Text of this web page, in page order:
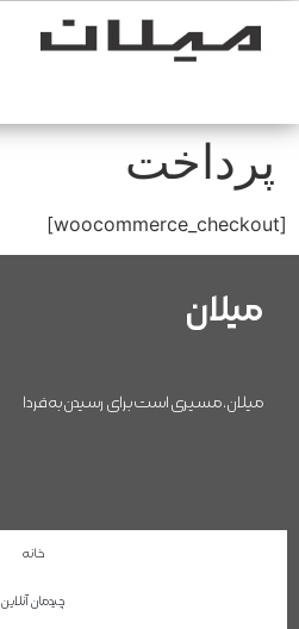
پرداخت
[woocommerce_checkout]
میلان
میلان، مسیری است برای رسیدن به فردا
خانه
چیدمان آنلاین